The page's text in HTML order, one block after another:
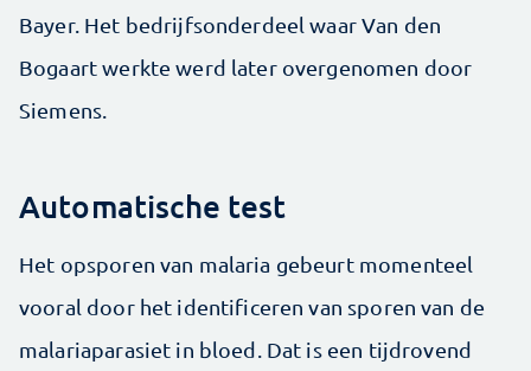
Bayer. Het bedrijfsonderdeel waar Van den
Bogaart werkte werd later overgenomen door
Siemens.
Automatische test
Het opsporen van malaria gebeurt momenteel
vooral door het identificeren van sporen van de
malariaparasiet in bloed. Dat is een tijdrovend